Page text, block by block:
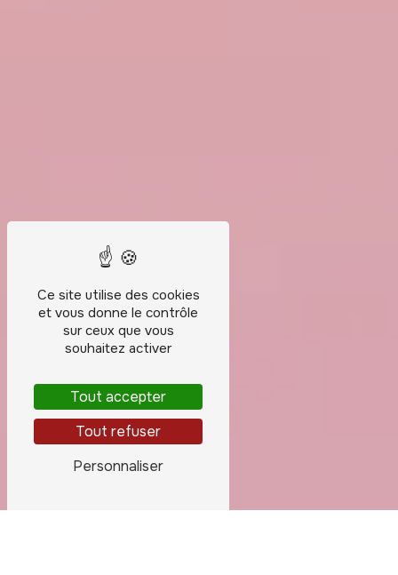
Ce site utilise des cookies
et vous donne le contrôle
sur ceux que vous
souhaitez activer
Tout accepter
Tout refuser
Personnaliser